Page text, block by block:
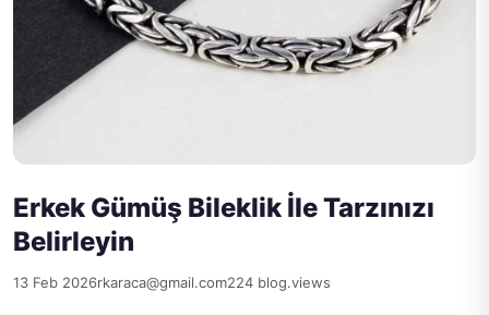
Erkek Gümüş Bileklik İle Tarzınızı
Belirleyin
13 Feb 2026rkaraca@gmail.com224 blog.views